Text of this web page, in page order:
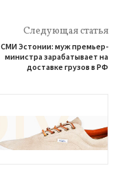
Следующая статья
СМИ Эстонии: муж премьер-
министра зарабатывает на
доставке грузов в РФ